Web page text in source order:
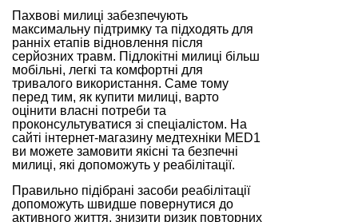
Пахвові милиці забезпечують
максимальну підтримку та підходять для
ранніх етапів відновлення після
серйозних травм. Підлокітні милиці більш
мобільні, легкі та комфортні для
тривалого використання. Саме тому
перед тим, як купити милиці, варто
оцінити власні потреби та
проконсультуватися зі спеціалістом. На
сайті інтернет-магазину медтехніки MED1
ви можете замовити якісні та безпечні
милиці, які допоможуть у реабілітації.
Правильно підібрані засоби реабілітації
допоможуть швидше повернутися до
активного життя, знизити ризик повторних